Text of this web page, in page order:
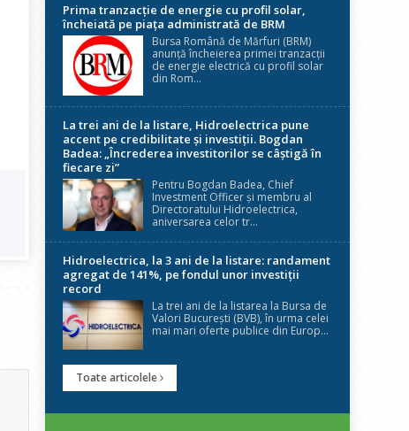
Prima tranzacție de energie cu profil solar,
încheiată pe piața administrată de BRM
Bursa Română de Mărfuri (BRM)
anunță încheierea primei tranzacții
de energie electrică cu profil solar
din Rom...
La trei ani de la listare, Hidroelectrica pune
accent pe credibilitate și investiții. Bogdan
Badea: „Încrederea investitorilor se câștigă în
fiecare zi”
Pentru Bogdan Badea, Chief
Investment Officer și membru al
Directoratului Hidroelectrica,
aniversarea celor tr...
Hidroelectrica, la 3 ani de la listare: randament
agregat de 141%, pe fondul unor investiții
record
La trei ani de la listarea la Bursa de
Valori București (BVB), în urma celei
mai mari oferte publice din Europ...
Toate articolele